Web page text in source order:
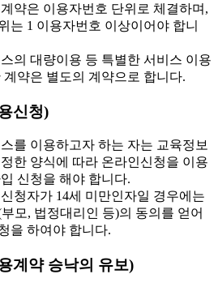
약은 이용자번호 단위로 체결하며,
는 1 이용자번호 이상이어야 합니
의 대량이용 등 특별한 서비스 이용
계약은 별도의 계약으로 합니다.
신청)
를 이용하고자 하는 자는 교육정보
한 양식에 따라 온라인신청을 이용
신청을 해야 합니다.
청자가 14세 미만인자일 경우에는
모, 법정대리인 등)의 동의를 얻어
을 하여야 합니다.
계약 승낙의 유보)